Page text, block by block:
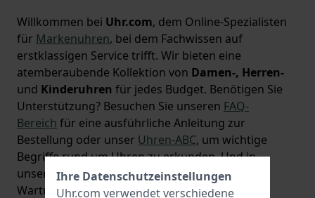
Willkommen bei Uhr.com, dem Online-Spezialisten
für Markenuhren, bei dem Fachwissen auf
erstklassigen Service trifft. Wir bieten eine
atemberaubende Kollektion von Damen-, Herren-
und Kinderuhren für jedes Budget. Benötigen Sie
Unterstützung? Besuchen Sie unseren FAQ-
Bereich für eine ausführliche Anleitung zur
Bestellung oder unser Uhren-ABC, um wichtige
Begriffe rund um Uhren zu erkunden. Und in
unserem Blog können Sie mehr über Trends,
Wartung und Neuigkeiten zu Uhren lesen.
Ihre Datenschutzeinstellungen
Uhr.com verwendet verschiedene